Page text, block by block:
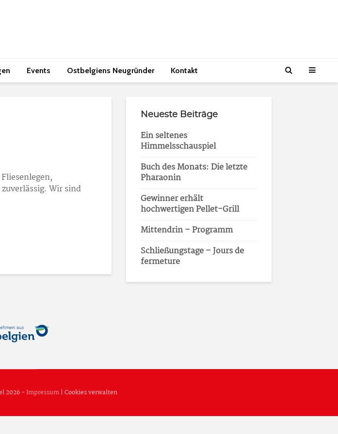
Events Ostbelgiens Neugründer Kontakt
Wir sind
Neueste Beiträge
Ein seltenes
Himmelsschauspiel
Buch des Monats: Die letzte
Pharaonin
Gewinner erhält
hochwertigen Pellet-Grill
Mittendrin – Programm
Schließungstage – Jours de
fermeture
2026 -Impressum| Cookies verwalten